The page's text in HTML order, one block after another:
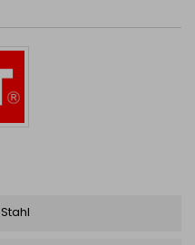
Haupteigenschaften Material:
Stahl